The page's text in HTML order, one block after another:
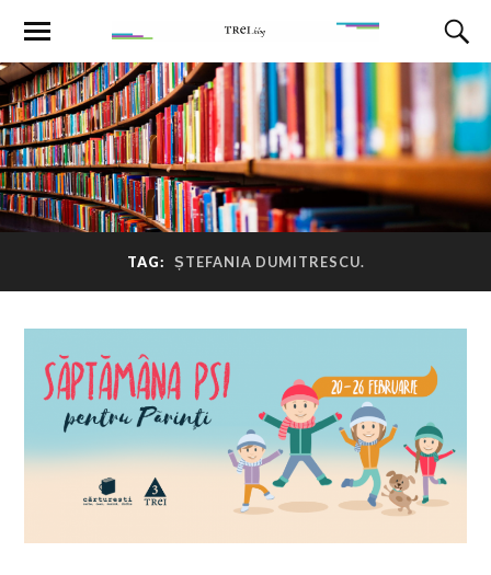
TAG: ȘTEFANIA DUMITRESCU.